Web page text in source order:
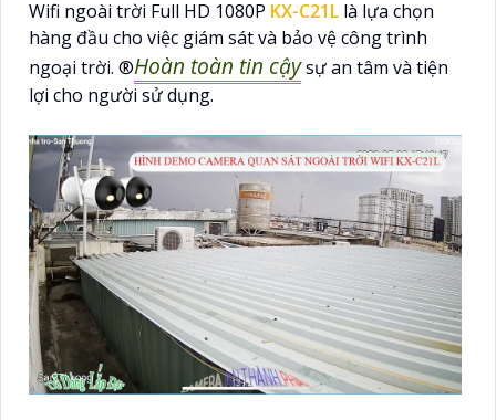
Wifi ngoài trời Full HD 1080P KX-C21L là lựa chọn
hàng đầu cho việc giám sát và bảo vệ công trình
ngoại trời. ®️Hoàn toàn tin cậysự an tâm và tiện
lợi cho người sử dụng.